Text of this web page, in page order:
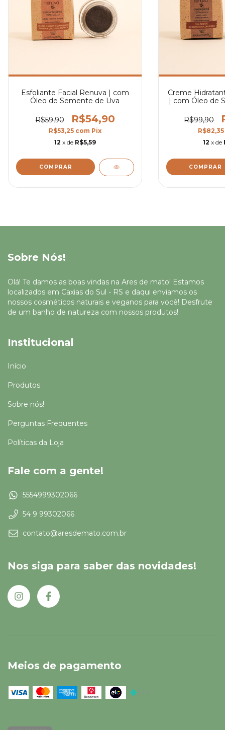
Esfoliante Facial Renuva | com
Óleo de Semente de Uva
R$59,90 R$54,90
R$53,25 com Pix
12 x de R$5,59
Creme
| com Óleo de
R$99,90
12 x de
Sobre Nós!
Olá! Te damos as boas vindas na Ares de mato! Estamos
localizados em Caxias do Sul - RS e daqui enviamos os
nossos cosméticos naturais e veganos para você! Desfrute
de um banho de natureza com nossos produtos!
Institucional
Início
Produtos
Sobre nós!
Perguntas Frequentes
Políticas da Loja
Fale com a gente!
5554999302066
54 9 99302066
contato@aresdemato.com.br
Nos siga para saber das novidades!
Meios de pagamento